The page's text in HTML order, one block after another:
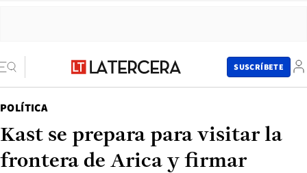
SUSCRÍBETE
POLÍTICA
Kast se prepara para visitar la
frontera de Arica y firmar